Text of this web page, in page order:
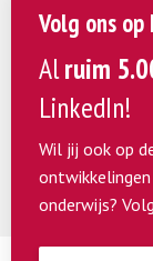
Volg ons op
Alruim
LinkedIn!
Wil jij ook op
onderwijs?